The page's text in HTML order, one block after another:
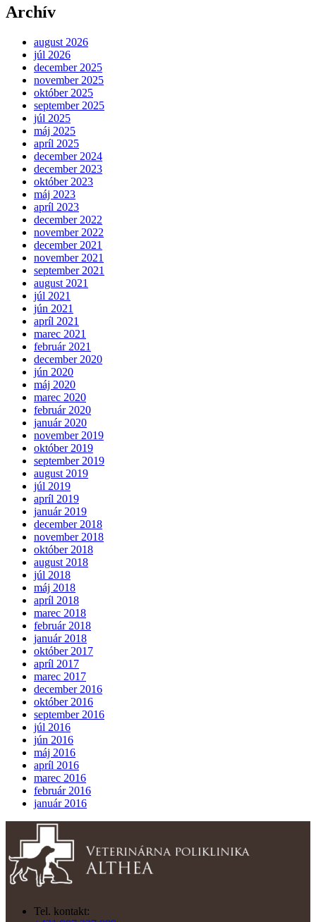
Archív
august 2026
júl 2026
december 2025
november 2025
október 2025
september 2025
júl 2025
máj 2025
apríl 2025
december 2024
december 2023
október 2023
máj 2023
apríl 2023
december 2022
november 2022
december 2021
november 2021
september 2021
august 2021
júl 2021
jún 2021
apríl 2021
marec 2021
február 2021
december 2020
jún 2020
máj 2020
marec 2020
február 2020
január 2020
november 2019
október 2019
september 2019
august 2019
júl 2019
apríl 2019
január 2019
december 2018
november 2018
október 2018
august 2018
júl 2018
máj 2018
apríl 2018
marec 2018
február 2018
január 2018
október 2017
apríl 2017
marec 2017
december 2016
október 2016
september 2016
júl 2016
jún 2016
máj 2016
apríl 2016
marec 2016
február 2016
január 2016
Tel. kontakt: